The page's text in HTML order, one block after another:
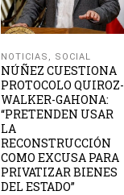
NOTICIAS , SOCIAL
NÚÑEZ CUESTIONA
PROTOCOLO QUIROZ-
WALKER-GAHONA:
“PRETENDEN USAR
LA
RECONSTRUCCIÓN
COMO EXCUSA PARA
PRIVATIZAR BIENES
DEL ESTADO”